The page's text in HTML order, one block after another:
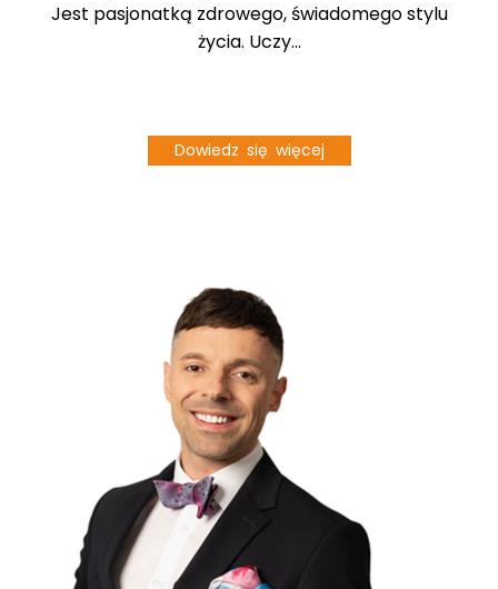
Jest pasjonatką zdrowego, świadomego stylu
życia. Uczy...
Dowiedz się więcej